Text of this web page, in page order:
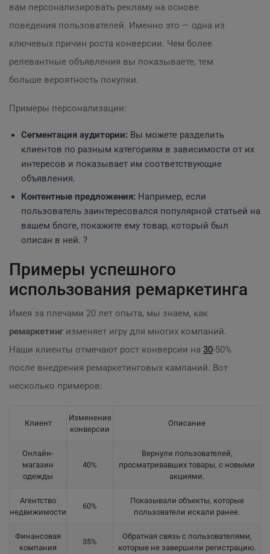
вам персонализировать рекламу на основе
поведения пользователей. Именно это — одна из
ключевых причин роста конверсии. Чем более
релевантные объявления вы показываете, тем
больше вероятность покупки.
Примеры персонализации:
Сегментация аудитории: Вы можете разделить
клиентов по разным категориям в зависимости от их
интересов и показывает им соответствующие
объявления.
Контентные предложения: Например, если
пользователь заинтересовался популярной статьей на
вашем блоге, покажите ему товар, который был
описан в ней. ?
Примеры успешного
использования ремаркетинга
Имея за плечами 20 лет опыта, мы знаем, как
ремаркетинг изменяет игру для многих компаний.
Наши клиенты отмечают рост конверсии на 30-50%
после внедрения ремаркетинговых кампаний. Вот
несколько примеров:
Клиент
Изменение
конверсии
Описание
Онлайн-
магазин
одежды
40%
Вернули пользователей,
просматривавших товары, с новыми
акциями.
Агентство
недвижимости
60%
Показывали объекты, которые
пользователи искали ранее.
Финансовая
компания
35%
Обратная связь с пользователями,
которые не завершили регистрацию.